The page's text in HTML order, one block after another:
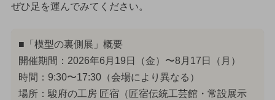
ぜひ足を運んでみてください。
■「模型の裏側展」概要
開催期間：2026年6月19日（金）〜8月17日（月）
時間：9:30〜17:30（会場により異なる）
場所：駿府の工房 匠宿（匠宿伝統工芸館・常設展示